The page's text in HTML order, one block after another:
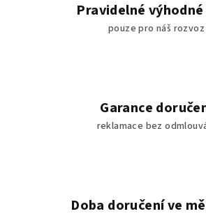
Pravidelné výhodné
pouze pro náš rozvoz
Garance
reklamace bez
Doba doručení ve